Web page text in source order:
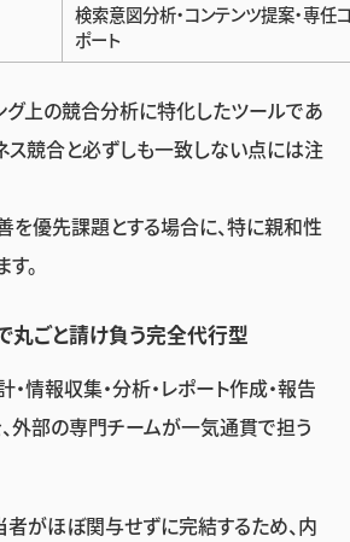
検索意図分析・コンテンツ提案・専任
ポート
グ上の競合分析に特化したツールであ
ス競合と必ずしも一致しない点には注
を優先課題とする場合に、特に親和性
。
丸ごと請け負う完全代行型
情報収集・分析・レポート作成・報告
外部の専門チームが一気通貫で担う
者がほぼ関与せずに完結するため、内